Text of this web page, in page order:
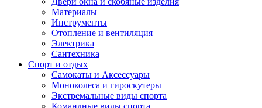
Материалы
Инструменты
Отопление и вентиляция
Электрика
Сантехника
Спорт и отдых
Самокаты и Аксессуары
Моноколеса и гироскутеры
Экстремальные виды спорта
Командные виды спорта